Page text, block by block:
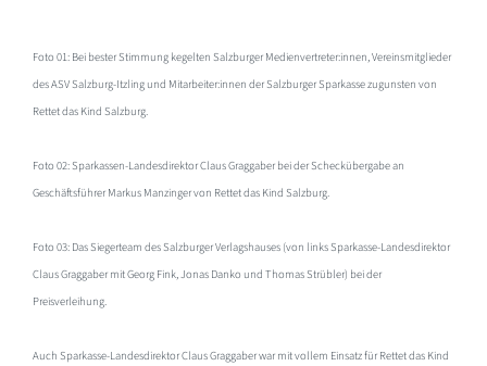
Foto 01: Bei bester Stimmung kegelten Salzburger Medienvertreter:innen, Vereinsmitglieder
des ASV Salzburg-Itzling und Mitarbeiter:innen der Salzburger Sparkasse zugunsten von
Rettet das Kind Salzburg.
Foto 02: Sparkassen-Landesdirektor Claus Graggaber bei der Scheckübergabe an
Geschäftsführer Markus Manzinger von Rettet das Kind Salzburg.
Foto 03: Das Siegerteam des Salzburger Verlagshauses (von links Sparkasse-Landesdirektor
Claus Graggaber mit Georg Fink, Jonas Danko und Thomas Strübler) bei der
Preisverleihung.
Auch Sparkasse-Landesdirektor Claus Graggaber war mit vollem Einsatz für Rettet das Kind